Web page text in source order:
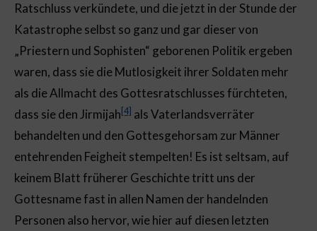
Ratschluss verkündete, und die jetzt in der Stunde der
Katastrophe selbst so ganz und gar dieser von
„Priestern und Sophisten“ geborenen Politik ergeben
waren, dass sie die Mutlosigkeit ihrer Soldaten mehr
als die Allmacht des Gottesratschlusses fürchteten,
dass sie den Jirmijah[4] als Vaterlandsverräter
behandelten und den Gottesgehorsam zur Männer
entehrenden Feigheit stempelten! Es ist seltsam, auf
keinem Blatt früherer Geschichte tritt uns der
Gottesname fast in allen Namen der handelnden
Personen also hervor, wie hier auf diesen letzten